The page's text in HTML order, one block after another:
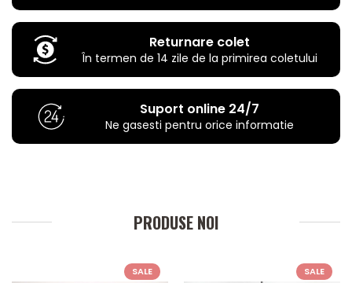
Returnare colet
În termen de 14 zile de la primirea coletului
Suport online 24/7
Ne gasesti pentru orice informatie
PRODUSE NOI
SALE SALE